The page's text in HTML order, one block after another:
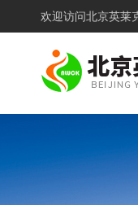
欢迎访问北京英莱